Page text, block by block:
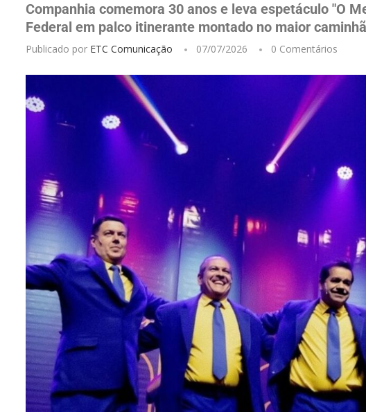
Companhia comemora 30 anos e leva espetáculo "O
Federal em palco itinerante montado no maior
Publicado por ETC Comunicação 07/07/2026 0 Comentários